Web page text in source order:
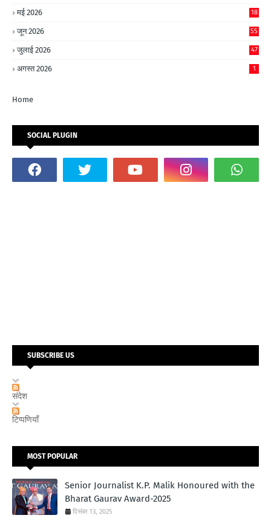
मई 2026 18
जून 2026 55
जुलाई 2026 47
अगस्त 2026 1
Home
SOCIAL PLUGIN
SUBSCRIBE US
संदेश
टिप्पणियाँ
MOST POPULAR
Senior Journalist K.P. Malik Honoured with the
Bharat Gaurav Award-2025
दिसंबर 13, 2025